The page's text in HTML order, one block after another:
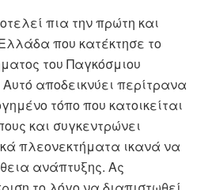
πια την πρώτη και
που κατέκτησε το
του Παγκόσμιου
αποδεικνύει περίτρανα
τόπο που κατοικείται
και συγκεντρώνει
πλεονεκτήματα ικανά να
ανάπτυξης. Ας